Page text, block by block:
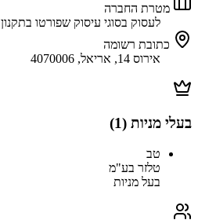
מטרת החברה
לעסוק בסוגי עיסוק שפורטו בתקנון
כתובת רשומה
אירוס 14, אריאל, 4070006
בעלי מניות (1
)
טב
טלזר בע"מ
בעל מניות